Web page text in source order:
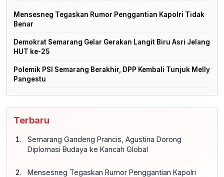
Mensesneg Tegaskan Rumor Penggantian Kapolri Tidak
Benar
Demokrat Semarang Gelar Gerakan Langit Biru Asri Jelang
HUT ke-25
Polemik PSI Semarang Berakhir, DPP Kembali Tunjuk Melly
Pangestu
Terbaru
Semarang Gandeng Prancis, Agustina Dorong
Diplomasi Budaya ke Kancah Global
Mensesneg Tegaskan Rumor Penggantian Kapolri